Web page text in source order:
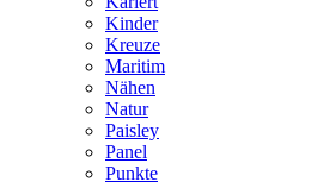
Kinder
Kreuze
Maritim
Nähen
Natur
Paisley
Panel
Punkte